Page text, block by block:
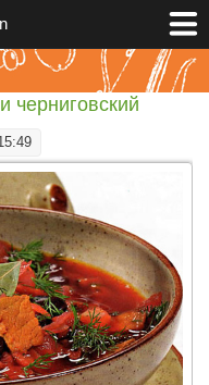
черниговский